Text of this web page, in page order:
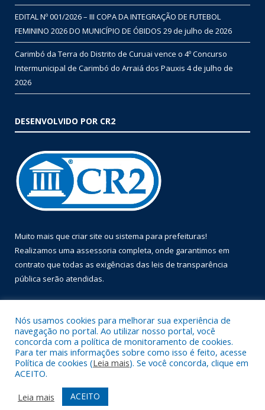
EDITAL Nº 001/2026 – III COPA DA INTEGRAÇÃO DE FUTEBOL
FEMININO 2026 DO MUNICÍPIO DE ÓBIDOS 29 de julho de 2026
Carimbó da Terra do Distrito de Curuai vence o 4º Concurso
Intermunicipal de Carimbó do Arraiá dos Pauxis 4 de julho de
2026
DESENVOLVIDO POR CR2
Muito mais que criar site ou sistema para prefeituras!
Realizamos uma assessoria completa, onde garantimos em
contrato que todas as exigências das leis de transparência
pública serão atendidas.
Todos os direitos reservados a Prefeitura Municipal de Óbidos.
Mapa do Site
Acessar Área Administrativa
Acessar Webmail
Nós usamos cookies para melhorar sua experiência de
navegação no portal. Ao utilizar nosso portal, você
concorda com a política de monitoramento de cookies.
Para ter mais informações sobre como isso é feito, acesse
Política de cookies (Leia mais). Se você concorda, clique em
ACEITO.
Leia mais
ACEITO